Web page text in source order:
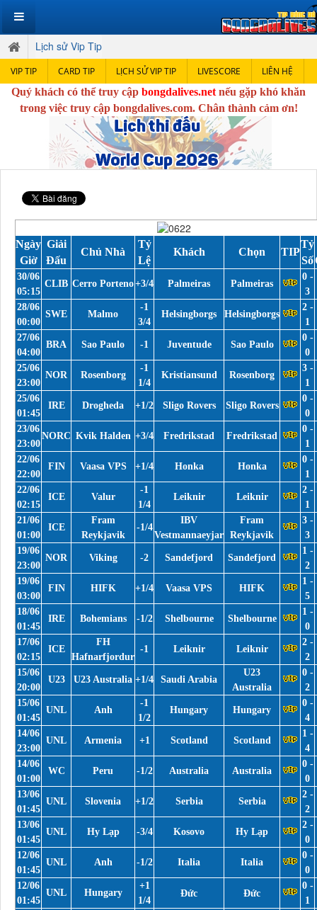
Lịch sử Vip Tip
VIP TIP CARD TIP LỊCH SỬ VIP TIP LIVESCORE
LIÊN HỆ
Quý khách có thể truy cập bongdalives.net nếu gặp khó khăn
trong việc truy cập bongdalives.com. Chân thành cảm ơn!
Ngày
Giờ
Giải
Đấu
Chủ Nhà
Tỷ
Lệ
Khách Chọn TIP
Tỷ
Số
30/06
05:15
CLIB Cerro Porteno+3/4 Palmeiras Palmeiras
0 -
3
28/06
00:00
SWE Malmo
-1
3/4
Helsingborgs Helsingborgs
2 -
1
27/06
04:00
BRA Sao Paulo -1 Juventude Sao Paulo
0 -
0
25/06
23:00
NOR Rosenborg
-1
1/4
Kristiansund Rosenborg
3 -
1
25/06
01:45
IRE Drogheda +1/2 Sligo Rovers Sligo Rovers
0 -
0
23/06
23:00
NORC Kvik Halden +3/4 Fredrikstad Fredrikstad
0 -
1
22/06
22:00
FIN Vaasa VPS +1/4 Honka Honka
0 -
1
22/06
02:15
ICE Valur
-1
1/4
Leiknir Leiknir
2 -
1
21/06
01:00
ICE
Fram
Reykjavik
-1/4
IBV
Vestmannaeyjar
Fram
Reykjavik
3 -
3
19/06
23:00
NOR Viking -2 Sandefjord Sandefjord
1 -
2
19/06
03:00
FIN HIFK +1/4 Vaasa VPS HIFK
1 -
5
18/06
01:45
IRE Bohemians -1/2 Shelbourne Shelbourne
1 -
0
17/06
02:15
ICE
FH
Hafnarfjordur
-1 Leiknir Leiknir
2 -
2
15/06
20:00
U23 U23 Australia +1/4 Saudi Arabia
U23
Australia
0 -
2
15/06
01:45
UNL Anh
-1
1/2
Hungary Hungary
0 -
4
14/06
23:00
UNL Armenia +1 Scotland Scotland
1 -
4
14/06
01:00
WC Peru -1/2 Australia Australia
0 -
0
13/06
01:45
UNL Slovenia +1/2 Serbia Serbia
2 -
2
13/06
01:45
UNL Hy Lạp -3/4 Kosovo Hy Lạp
2 -
0
12/06
01:45
UNL Anh -1/2 Italia Italia
0 -
0
12/06
01:45
UNL Hungary
+1
1/4
Đức Đức
0 -
1